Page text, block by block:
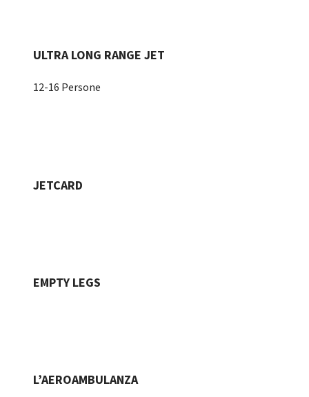
ULTRA LONG RANGE JET
12-16 Persone
JETCARD
EMPTY LEGS
L’AEROAMBULANZA